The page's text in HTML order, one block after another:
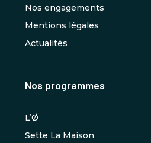
Nos engagements
Mentions légales
Actualités
Nos programmes
L’Ø
Sette La Maison